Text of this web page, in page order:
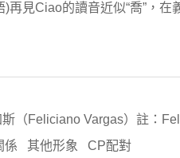
再見Ciao的讀音近似“喬”，
（Feliciano Vargas）註：
係 其他形象 CP配對